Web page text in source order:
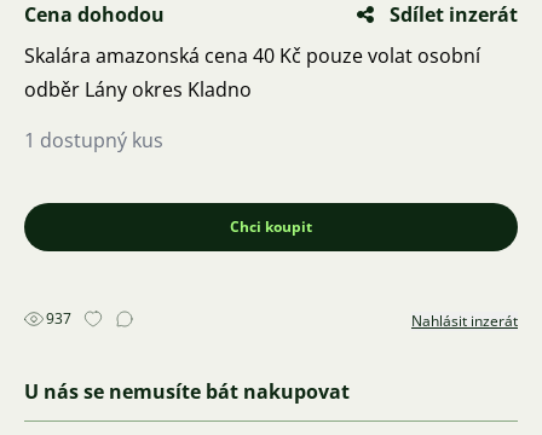
Cena dohodou
Sdílet inzerát
Skalára amazonská cena 40 Kč pouze volat osobní
odběr Lány okres Kladno
1 dostupný kus
Chci koupit
937 Nahlásit inzerát
U nás se nemusíte bát nakupovat